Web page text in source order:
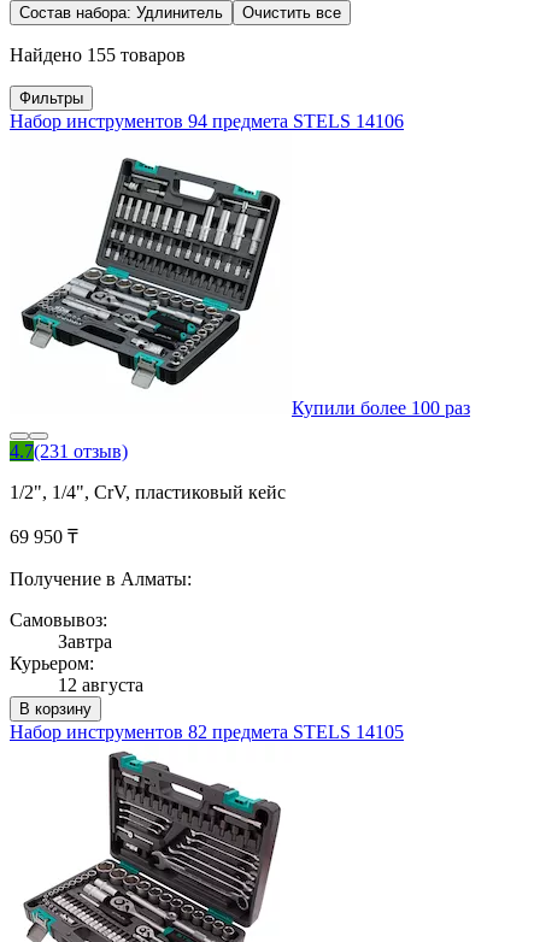
Состав набора: Удлинитель Очистить все
Найдено 155 товаров
Фильтры
Набор инструментов 94 предмета STELS 14106
Купили более 100 раз
4.7(231 отзыв)
1/2", 1/4", CrV, пластиковый кейс
69 950 ₸
Получение в Алматы:
Самовывоз:
Завтра
Курьером:
12 августа
В корзину
Набор инструментов 82 предмета STELS 14105